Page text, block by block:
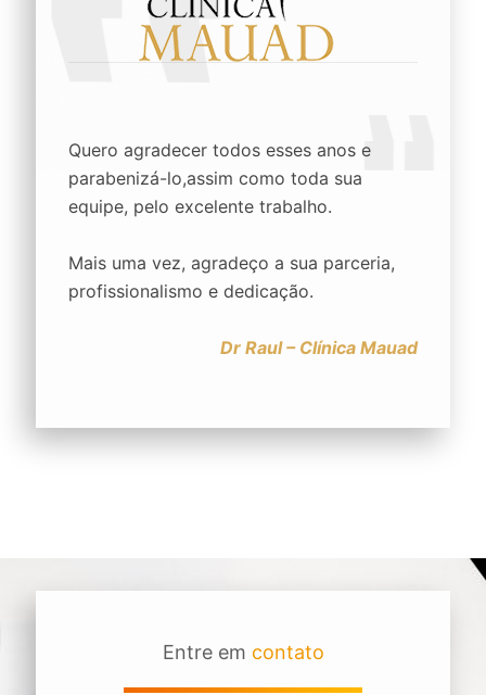
Quero agradecer todos esses anos e
parabenizá-lo,assim como toda sua
equipe, pelo excelente trabalho.
Mais uma vez, agradeço a sua parceria,
profissionalismo e dedicação.
Dr Raul – Clínica Mauad
Entre em contato